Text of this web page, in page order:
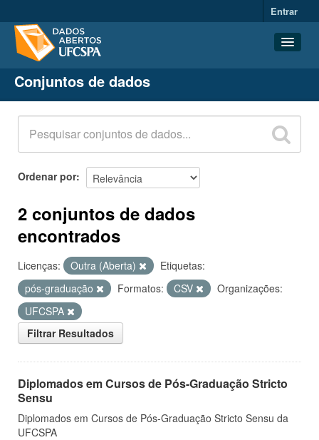
Entrar
Conjuntos de dados
Organizações
Grupos
Sobre
Conjuntos de dados
Ordenar por
2 conjuntos de dados
encontrados
Licenças: Outra (Aberta)
Etiquetas:
pós-graduação
Formatos: CSV
Organizações:
UFCSPA
Filtrar Resultados
Diplomados em Cursos de Pós-Graduação Stricto
Sensu
Diplomados em Cursos de Pós-Graduação Stricto Sensu da
UFCSPA